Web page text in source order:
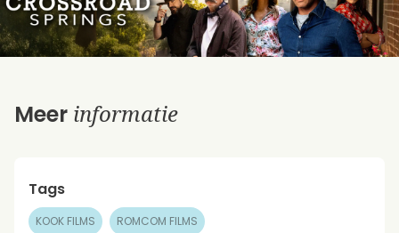
Meer informatie
Tags
KOOK FILMS ROMCOM FILMS